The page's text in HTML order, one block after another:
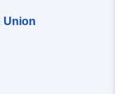
Union